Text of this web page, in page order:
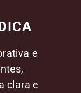
e
clara e